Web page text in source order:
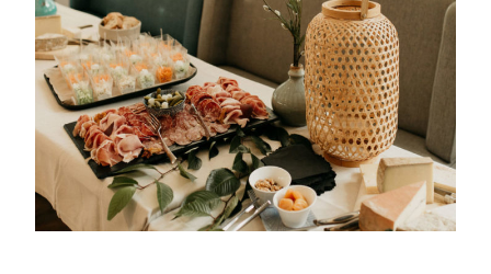
Aenean
lacinia
bibendum
nulla sed
consectetur.
Aenean
lacinia
bibendum
nulla sed
consectetur.